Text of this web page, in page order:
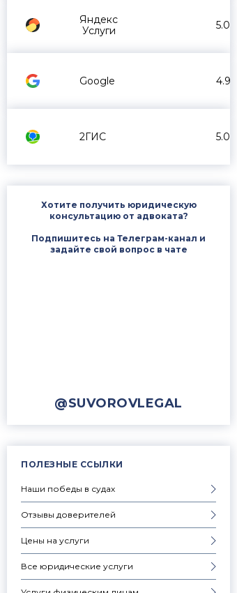
Яндекс
Услуги
5.0
Google 4.9
2ГИС 5.0
Хотите получить юридическую
консультацию от адвоката?
Подпишитесь на Телеграм-канал и
задайте свой вопрос в чате
@SUVOROVLEGAL
ПОЛЕЗНЫЕ ССЫЛКИ
Наши победы в судах
Отзывы доверителей
Цены на услуги
Все юридические услуги